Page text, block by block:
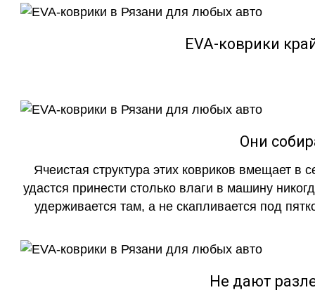
EVA-коврики
Они
Ячеистая структура этих ковриков вмещает в
удастся принести столько влаги в машину
удерживается там, а не скапливается под
Не дают